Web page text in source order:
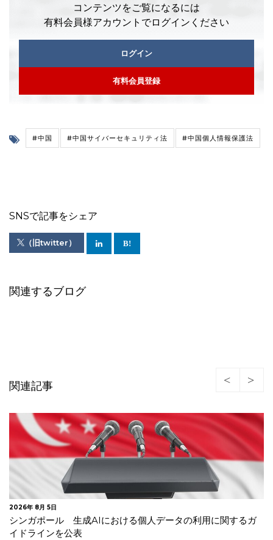
コンテンツをご覧になるには
有料会員様アカウントでログインください
ログイン
有料会員登録
#中国 #中国サイバーセキュリティ法 #中国個人情報保護法
SNSで記事をシェア
（旧twitter）
関連するブログ
関連記事
2026年 7月 23日
韓国 安全管理措置の不備及び不要な個人情報を廃棄してい
なかったことを理由に生活用品メ…